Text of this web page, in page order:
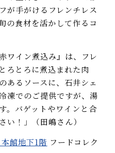
が手がけるフレンチレス
の食材を活かして作るコ
ワイン煮込み』は、フレ
ろとろに煮込まれた肉
あるソースに、石井シェ
凍でのご提供ですが、湯
。バゲットやワインと合
い！」（田嶋さん）
館地下1階 フードコレク